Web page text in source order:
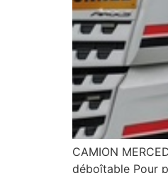
CAMION
déboîtable Pour